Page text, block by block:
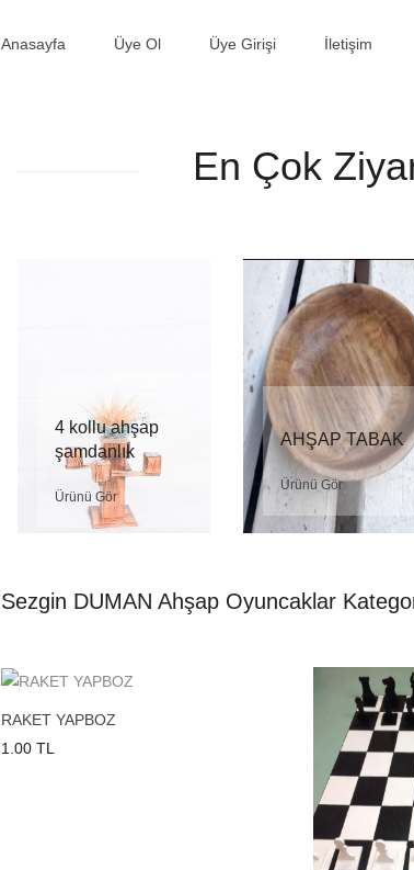
Anasayfa Üye Ol Üye Girişi İletişim
En Çok
4 kollu ahşap
şamdanlık
Ürünü Gör
AHŞAP TABAK
Ürünü Gör
Sezgin DUMAN Ahşap Oyuncaklar
RAKET YAPBOZ
1.00 TL